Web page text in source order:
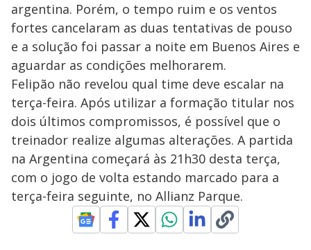
argentina. Porém, o tempo ruim e os ventos
fortes cancelaram as duas tentativas de pouso
e a solução foi passar a noite em Buenos Aires e
aguardar as condições melhorarem.
Felipão não revelou qual time deve escalar na
terça-feira. Após utilizar a formação titular nos
dois últimos compromissos, é possível que o
treinador realize algumas alterações. A partida
na Argentina começará às 21h30 desta terça,
com o jogo de volta estando marcado para a
terça-feira seguinte, no Allianz Parque.